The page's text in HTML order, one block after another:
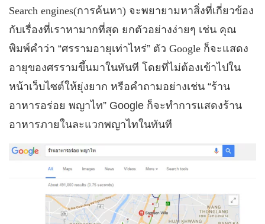
Search engines(การค้นหา) จะพยายามหาสิ่งที่เกี่ยวข้อง
กับเรื่องที่เราหามากที่สุด ยกตัวอย่างง่ายๆ เช่น คุณ
พิมพ์คำว่า “ศรรามอายุเท่าไหร่” ตัว Google ก็จะแสดง
อายุของศรรามขึ้นมาในทันที โดยที่ไม่ต้องเข้าไปใน
หน้าเว็บไซต์ให้ยุ่งยาก หรือคำถามอย่างเช่น “ร้าน
อาหารอร่อย พญาไท” Google ก็จะทำการแสดงร้าน
อาหารภายในละแวกพญาไทในทันที